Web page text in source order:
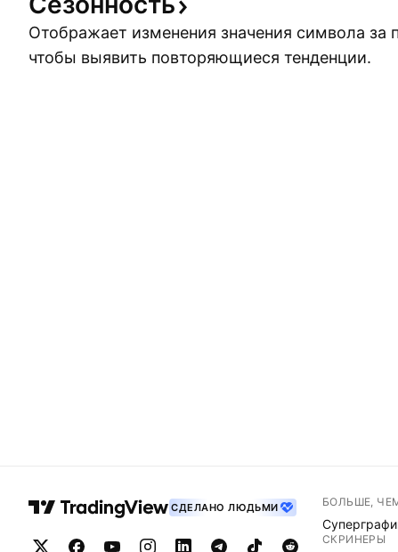
Отображает изменения значения символа за
чтобы выявить повторяющиеся тенденции.
СДЕЛАНО ЛЮДЬМИ БОЛЬШЕ,
СКРИНЕРЫ